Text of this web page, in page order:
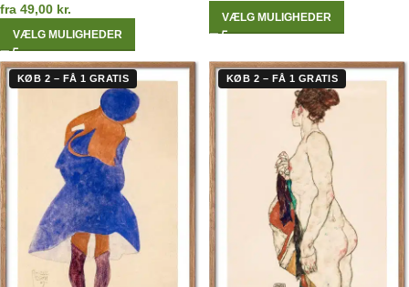
fra 49,00 kr.
VÆLG MULIGHEDER
VÆLG MULIGHEDER
KØB 2 – FÅ 1 GRATIS KØB 2 – FÅ 1 GRATIS